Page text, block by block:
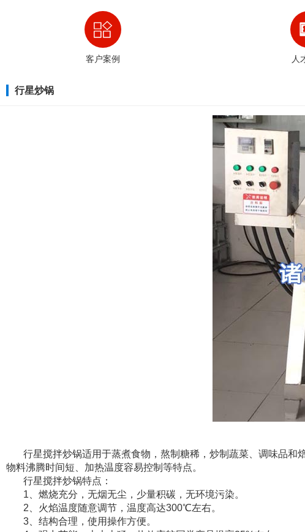
客户案例 人
行星炒锅
行星搅拌炒锅适用于蒸煮食物，熬制糖稀，炒制蔬菜、调味品和
物料沸腾时间短、加热温度容易控制等特点。
行星搅拌炒锅特点：
1、燃烧充分，无烟无尘，少量积碳，无环境污染。
2、火焰温度随意调节，温度高达300℃左右。
3、结构合理，使用操作方便。